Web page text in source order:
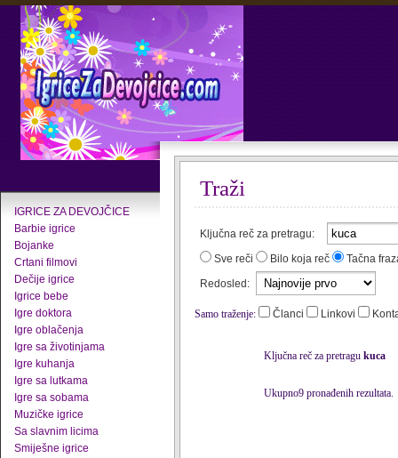
IGRICE ZA DEVOJČICE
Barbie igrice
Bojanke
Crtani filmovi
Dečije igrice
Igrice bebe
Igre doktora
Igre oblačenja
Igre sa životinjama
Igre kuhanja
Igre sa lutkama
Igre sa sobama
Muzičke igrice
Sa slavnim licima
Smiješne igrice
Traži
Ključna reč za pretragu:
Sve reči
Bilo koja reč
Tačna
Redosled:
Samo traženje: Članci Linkovi
Ključna reč za pretragu kuca
Ukupno9 pronađenih rezultata.